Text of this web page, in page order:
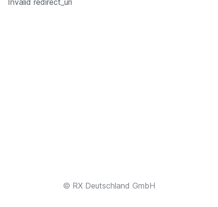
Invalid redirect_uri
© RX Deutschland GmbH